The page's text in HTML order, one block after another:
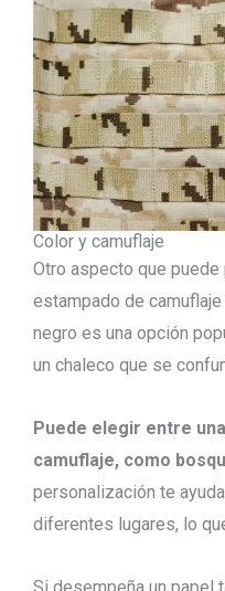
Color y camuflaje
Otro aspecto que
estampado de camuflaje
negro es una opción
un chaleco que se
Puede elegir entre
camuflaje, como
personalización te
diferentes lugares, lo